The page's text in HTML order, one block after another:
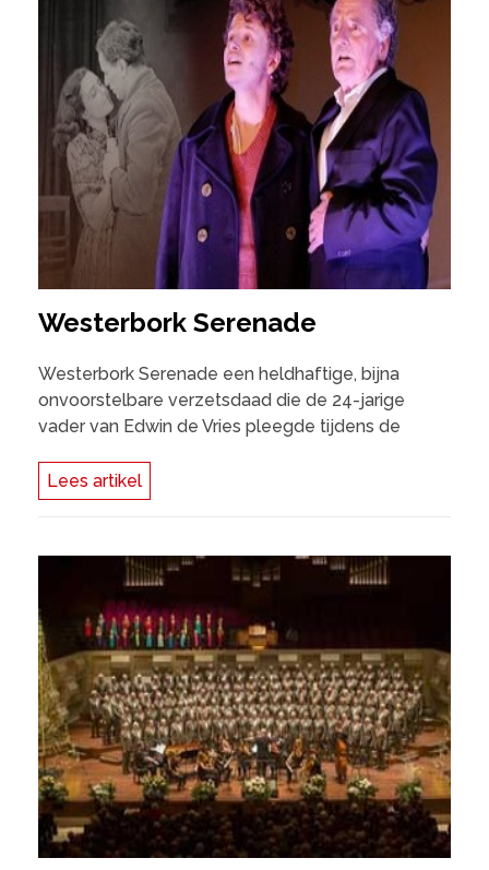
Westerbork Serenade
Westerbork Serenade een heldhaftige, bijna
onvoorstelbare verzetsdaad die de 24-jarige
vader van Edwin de Vries pleegde tijdens de
Lees artikel